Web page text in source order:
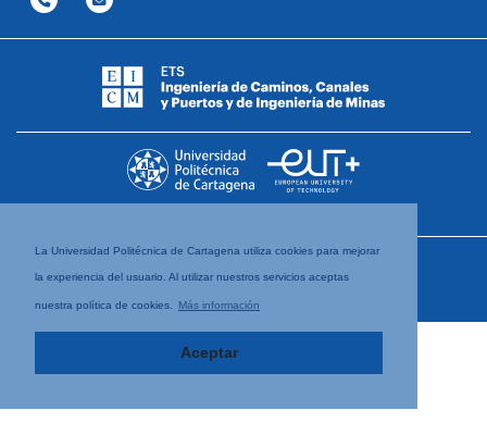
La Universidad Politécnica de Cartagena utiliza cookies para mejorar
la experiencia del usuario. Al utilizar nuestros servicios aceptas
nuestra política de cookies. Más información
Aceptar